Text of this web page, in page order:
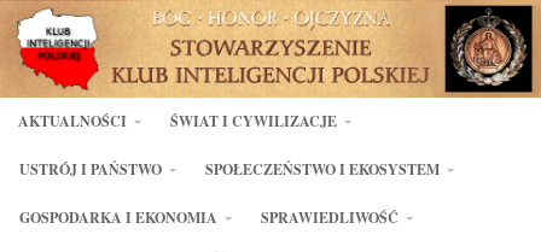
AKTUALNOŚCI ŚWIAT I CYWILIZACJE
USTRÓJ I PAŃSTWO SPOŁECZEŃSTWO I EKOSYSTEM
GOSPODARKA I EKONOMIA SPRAWIEDLIWOŚĆ